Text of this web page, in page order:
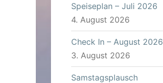
Speiseplan – Juli 2026
4. August 2026
Check In – August 2026
3. August 2026
Samstagsplausch